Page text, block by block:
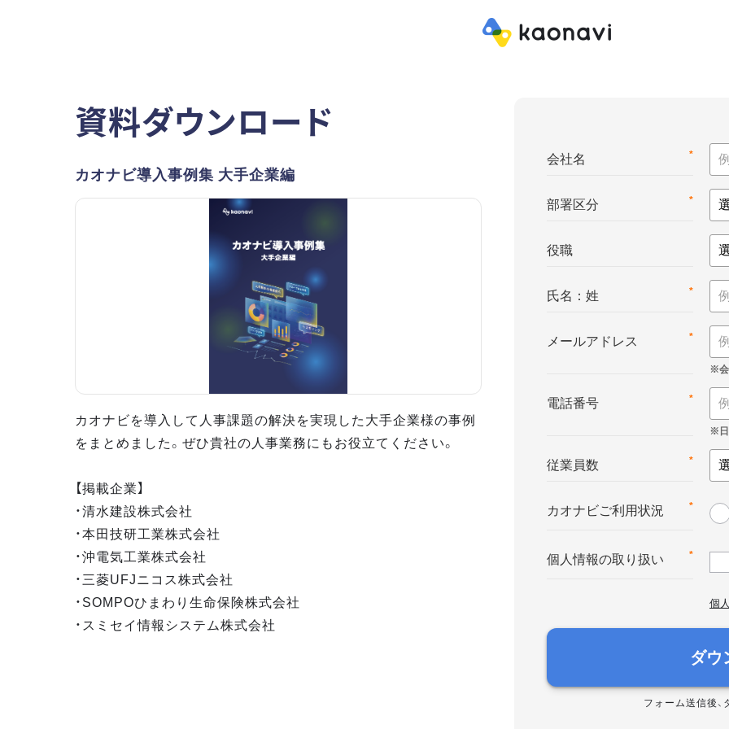
資料ダウンロード
カオナビ導入事例集 大手企業編
カオナビを導入して人事課題の解決を実現した大手企業様の事例
をまとめました。ぜひ貴社の人事業務にもお役立てください。
【掲載企業】
・清水建設株式会社
・本田技研工業株式会社
・沖電気工業株式会社
・三菱UFJニコス株式会社
・SOMPOひまわり生命保険株式会社
・スミセイ情報システム株式会社
*
会社名
*
部署区分
役職
*
氏名：姓
*
メールアドレス
*
電話番号
*
従業員数
*
カオナビご利用状況
*
個人情報の取り扱い
個
ダウ
フォーム送信後